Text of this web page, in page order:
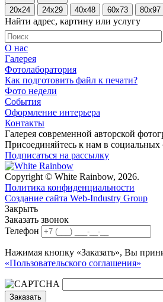
20x24
24x29 40x48 60x73 80x97
Найти адрес, картину или услугу
О нас
Галерея
Фотолаборатория
Как подготовить файл к печати?
Фото недели
События
Оформление интерьера
Контакты
Галерея современной авторской
Присоединяйтесь к нам в социальных
Подписаться на рассылку
Copyright © White Rainbow, 2026.
Политика конфиденциальности
Создание сайта Web-Industry Group
Закрыть
Заказать звонок
Телефон
Нажимая кнопку «Заказать», Вы
«Пользовательского соглашения»
Заказать